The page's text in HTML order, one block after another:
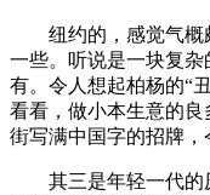
纽约的，感觉气概
一些。听说是一块复
有。令人想起柏杨的“
看看，做小本生意的
街写满中国字的招牌，
其三是年轻一代的厌